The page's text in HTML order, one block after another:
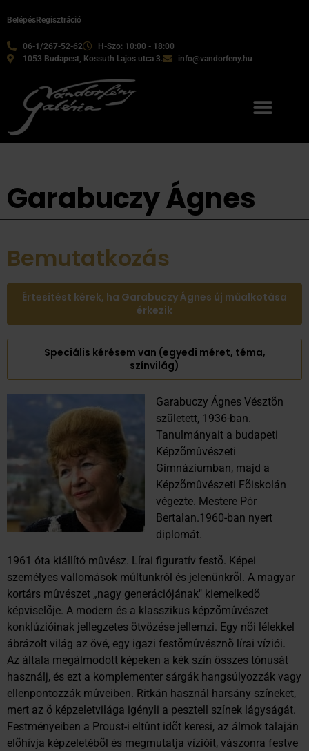
06-1/267-52-62
H-Szo: 10:00 - 18:00
1053 Budapest, Kossuth Lajos utca 3.
info@vandorfeny.hu
BelépésRegisztráció
Garabuczy Ágnes
Bemutatkozás
Értesítést kérek, ha Garabuczy Ágnes új műalkotása
érkezik
Speciális kérésem van (egyedi méret, téma,
színvilág)
Garabuczy Ágnes Vésztõn
született, 1936-ban.
Tanulmányait a budapeti
Képzõmûvészeti
Gimnáziumban, majd a
Képzõmûvészeti Fõiskolán
végezte. Mestere Pór
Bertalan.1960-ban nyert
diplomát.
1961 óta kiállító mûvész. Lírai figuratív festõ. Képei
személyes vallomások múltunkról és jelenünkrõl. A magyar
kortárs mûvészet „nagy generációjának" kiemelkedõ
képviselõje. A modern és a klasszikus képzõmûvészet
konklúzióinak jellegzetes ötvözése jellemzi. Egy nõi lélekkel
ábrázolt világ az övé, egy igazi festõmûvésznõ lírai víziói.
Az általa megálmodott képeken a kék szín összes tónusát
használj, és ezt a komplementer sárgák hangsúlyozzák vagy
ellenpontozzák mûveiben. Ritkán használ harsány színeket,
mert az õ képzeletvilága igényli a pesztell színek lágyságát.
Festményeiben a Proust-i eltûnt idõt keresi, az álmok talaján
elõhívja képzeletébõl és megmutatja vízióit, vászonra festve